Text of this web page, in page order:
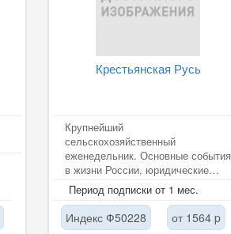
Крестьянская Русь
Крупнейший
сельскохозяйственный
еженедельник. Основные события
в жизни России, юридические
консультации. Советы садоводам,
огородникам, народная...
Период подписки от 1 мес.
Индекс Ф50228 от 1564 p